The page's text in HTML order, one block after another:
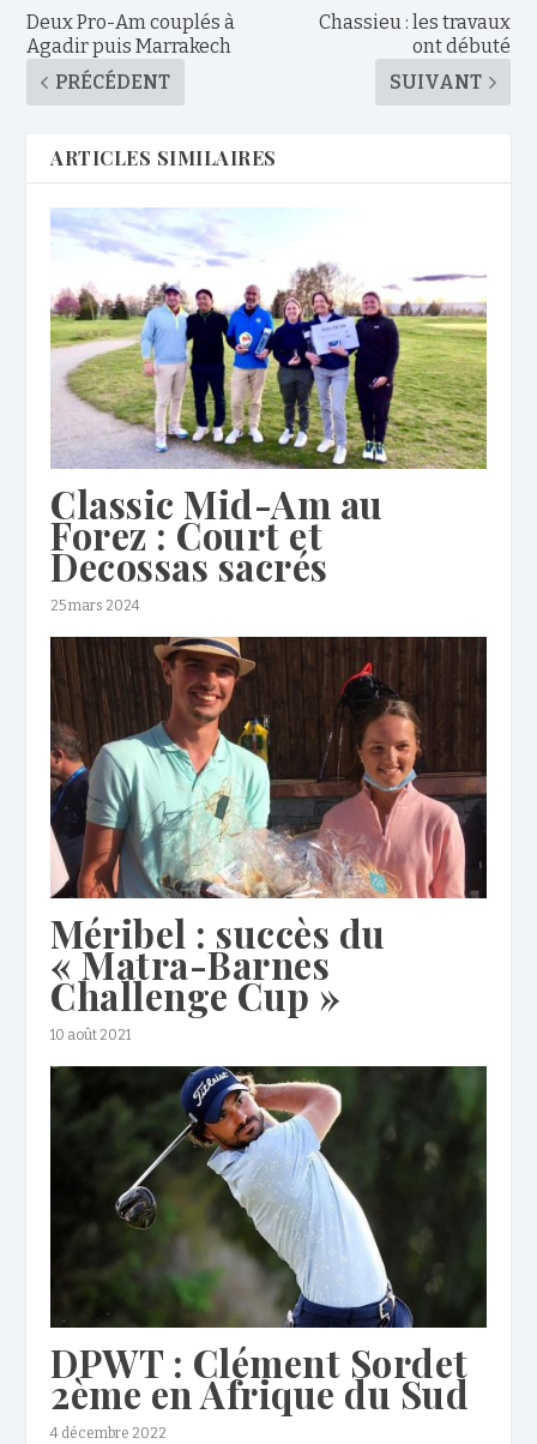
Deux Pro-Am couplés à
Agadir puis Marrakech
PRÉCÉDENT
Chassieu : les travaux
ont débuté
SUIVANT
ARTICLES SIMILAIRES
Classic Mid-Am au
Forez : Court et
Decossas sacrés
25 mars 2024
Méribel : succès du
« Matra-Barnes
Challenge Cup »
10 août 2021
DPWT : Clément Sordet
2ème en Afrique du Sud
4 décembre 2022